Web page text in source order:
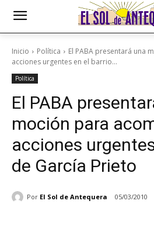
Inicio Política
El PABA presentará una
acciones urgentes en el barrio...
Política
El PABA
moción para
acciones
de García Prieto
Por El Sol de Antequera 05/03/2010